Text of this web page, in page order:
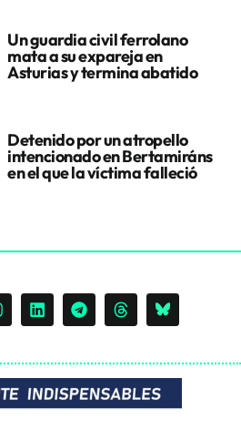
Un guardia civil ferrolano
mata a su expareja en
Asturias y termina abatido
Detenido por un atropello
intencionado en Bertamiráns
en el que la víctima falleció